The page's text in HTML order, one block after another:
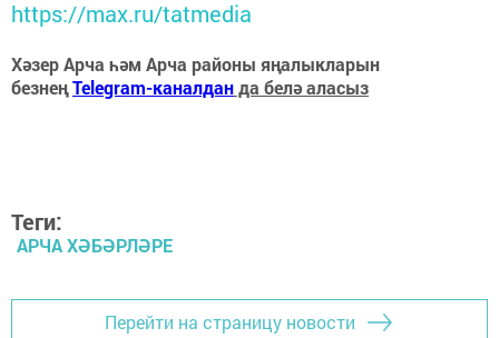
https://max.ru/tatmedia
Хәзер Арча һәм Арча районы яңалыкларын
безнеңTelegram-каналданда белә аласыз
Теги:
АРЧА ХӘБӘРЛӘРЕ
Перейти на страницу новости